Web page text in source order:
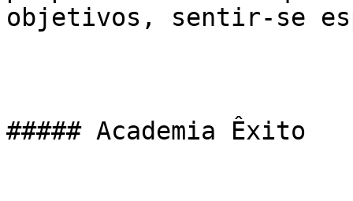
objetivos, sentir-se
##### Academia Êxito